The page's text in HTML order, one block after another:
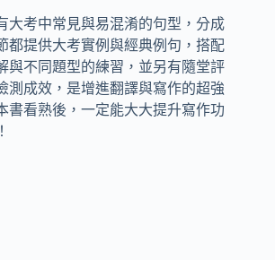
大考中常見與易混淆的句型，分成
都提供大考實例與經典例句，搭配
與不同題型的練習，並另有隨堂評
測成效，是增進翻譯與寫作的超強
書看熟後，一定能大大提升寫作功